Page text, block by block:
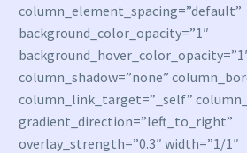
column_element_spacing=”default”
background_color_opacity=”1″
column_shadow=”none”
column_link_target=”_self”
gradient_direction=”left_to_right”
overlay_strength=”0.3″ width=”1/1″